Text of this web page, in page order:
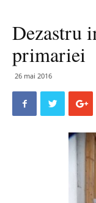
Dezastru
primariei
26 mai 2016